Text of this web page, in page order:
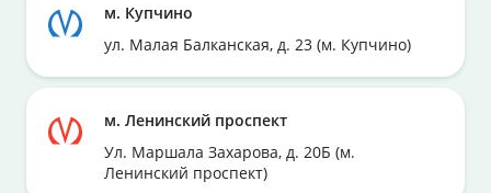
м. Купчино
ул. Малая Балканская, д. 23 (м. Купчино)
м. Ленинский проспект
Ул. Маршала Захарова, д. 20Б (м.
Ленинский проспект)